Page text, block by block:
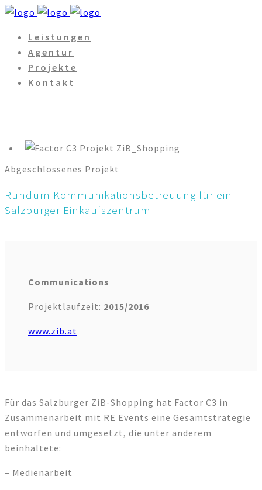
Leistungen
Agentur
Projekte
Kontakt
Abgeschlossenes Projekt
Rundum Kommunikationsbetreuung für ein
Salzburger Einkaufszentrum
Communications
Projektlaufzeit: 2015/2016
www.zib.at
Für das Salzburger ZiB-Shopping hat Factor C3 in
Zusammenarbeit mit RE Events eine Gesamtstrategie
entworfen und umgesetzt, die unter anderem
beinhaltete:
– Medienarbeit